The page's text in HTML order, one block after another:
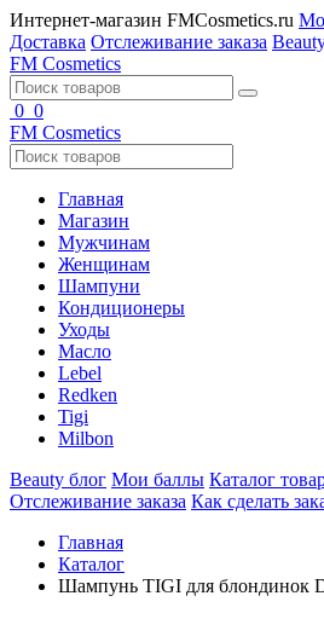
Интернет-магазин FMCosmetics.ru
Доставка Отслеживание заказа
FM Cosmetics
0 0
FM Cosmetics
Главная
Магазин
Мужчинам
Женщинам
Шампуни
Кондиционеры
Уходы
Масло
Lebel
Redken
Tigi
Milbon
Beauty блог Мои баллы Каталог
Отслеживание заказа Как сделать
Главная
Каталог
Шампунь TIGI для блондинок